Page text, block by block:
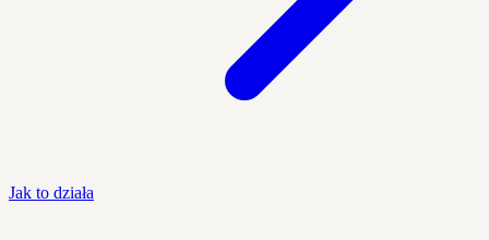
Jak to działa